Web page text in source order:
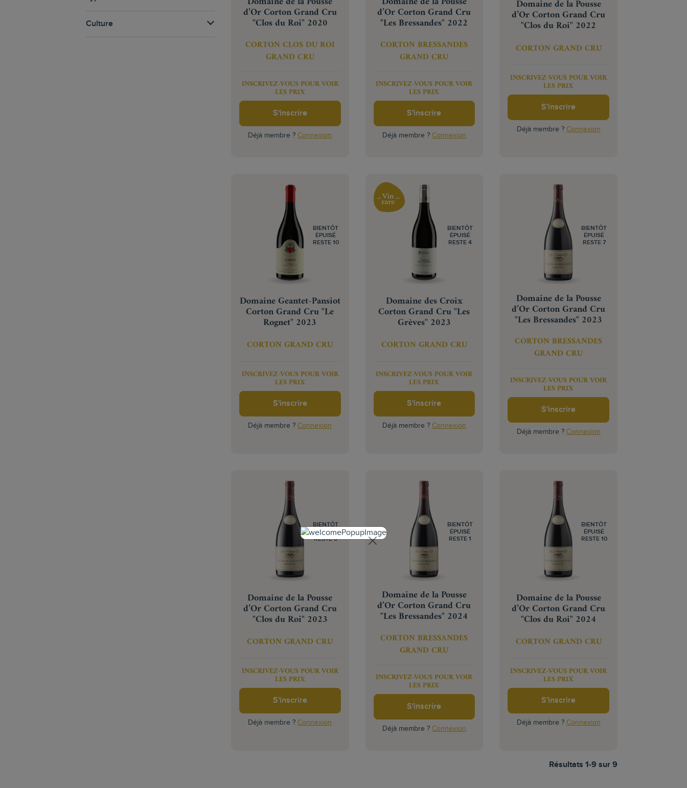
Culture
d’Or Corton Grand Cru
"Clos du Roi" 2020
CORTON CLOS DU ROI
GRAND CRU
INSCRIVEZ-VOUS POUR VOIR
LES PRIX
S'inscrire
Déjà membre ?Connexion
d’Or Corton Grand Cru
"Les Bressandes" 2022
CORTON BRESSANDES
GRAND CRU
INSCRIVEZ-VOUS POUR VOIR
LES PRIX
S'inscrire
Déjà membre ? Connexion
Domaine de la Pousse
d’Or Corton Grand Cru
"Clos du Roi" 2022
CORTON GRAND CRU
INSCRIVEZ-VOUS POUR VOIR
LES PRIX
S'inscrire
Déjà membre ? Connexion
Domaine Geantet-Pansiot
Corton Grand Cru "Le
Rognet" 2023
CORTON GRAND CRU
BIENTÔT
ÉPUISÉ
RESTE 10
INSCRIVEZ-VOUS POUR VOIR
LES PRIX
S'inscrire
Déjà membre ?Connexion
Domaine des Croix
Corton Grand Cru "Les
Grèves" 2023
CORTON GRAND CRU
BIENTÔT
ÉPUISÉ
RESTE 4
INSCRIVEZ-VOUS POUR VOIR
LES PRIX
S'inscrire
Déjà membre ? Connexion
Domaine de la Pousse
d’Or Corton Grand Cru
"Les Bressandes" 2023
CORTON BRESSANDES
GRAND CRU
BIENTÔT
ÉPUISÉ
RESTE 7
INSCRIVEZ-VOUS POUR VOIR
LES PRIX
S'inscrire
Déjà membre ? Connexion
Domaine de la Pousse
d’Or Corton Grand Cru
"Clos du Roi" 2023
CORTON GRAND CRU
BIENTÔT
ÉPUISÉ
RESTE 3
INSCRIVEZ-VOUS POUR VOIR
LES PRIX
S'inscrire
Déjà membre ?Connexion
Domaine de la Pousse
d’Or Corton Grand Cru
"Les Bressandes" 2024
CORTON BRESSANDES
GRAND CRU
BIENTÔT
ÉPUISÉ
RESTE 1
INSCRIVEZ-VOUS POUR VOIR
LES PRIX
S'inscrire
Déjà membre ? Connexion
Domaine de la Pousse
d’Or Corton Grand Cru
"Clos du Roi" 2024
CORTON GRAND CRU
BIENTÔT
ÉPUISÉ
RESTE 10
INSCRIVEZ-VOUS POUR VOIR
LES PRIX
S'inscrire
Déjà membre ? Connexion
Résultats 1-9 sur 9